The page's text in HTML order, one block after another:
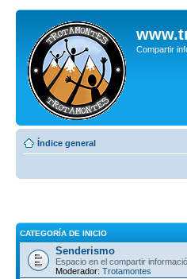
Compartir
Índice general
CATEGORÍA DE INICIO
Senderismo
Espacio en el compartir
Moderador: Trotamontes